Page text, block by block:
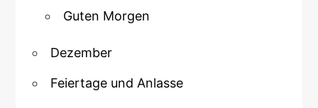
Guten Morgen
Dezember
Feiertage und Anlasse